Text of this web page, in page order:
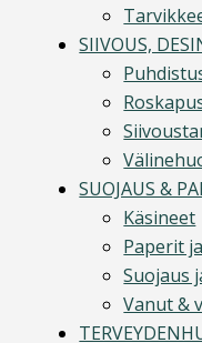
SIIVOUS,
SUOJAUS &
Käsineet
Paperit
Suojaus
Vanut &